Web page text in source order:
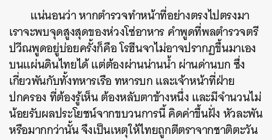
แน่นอนว่า หากตำรวจทำหน้าที่อย่างตรงไปตรงมา
เราจะพบจุดสูงสุดของห่วงโซ่อาหาร คำพูดที่พลตำรวจตรี
ปวีณพูดอยู่บ่อยครั้งก็คือ โรฮีนจาไม่อาจปรากฏขึ้นมาเอง
บนแผ่นดินไทยได้ แต่ต้องผ่านน่านน้ำ ผ่านด่านบก ซึ่ง
เกี่ยวพันกับทั้งทหารเรือ ทหารบก และเจ้าหน้าที่ฝ่าย
ปกครอง ที่ต้องรู้เห็น ต้องหลับตาข้างหนึ่ง และมีจำนวนไม่
น้อยรับผลประโยชน์จากขบวนการนี้ คิดค่าขึ้นฝั่ง หัวละพัน
หรือมากกว่านั้น จึงเป็นเหตุให้ไทยถูกตีตราจากชาติตะวัน